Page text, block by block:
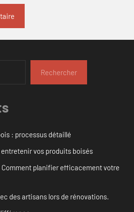
Rechercher
: processus détaillé
entretenir vos produits boisés
planifier efficacement votre
des artisans lors de rénovations.